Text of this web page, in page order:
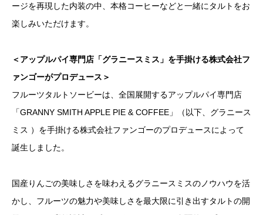
ージを再現した内装の中、本格コーヒーなどと一緒にタルトをお
楽しみいただけます。
＜アップルパイ専門店「グラニースミス」を手掛ける株式会社フ
ァンゴーがプロデュース＞
フルーツタルトソービーは、全国展開するアップルパイ専門店
「GRANNY SMITH APPLE PIE & COFFEE」（以下、グラニース
ミス ）を手掛ける株式会社ファンゴーのプロデュースによって
誕生しました。
国産りんごの美味しさを味わえるグラニースミスのノウハウを活
かし、フルーツの魅力や美味しさを最大限に引き出すタルトの開